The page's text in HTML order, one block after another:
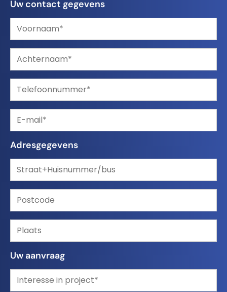
Uw contact gegevens
Adresgegevens
Uw aanvraag